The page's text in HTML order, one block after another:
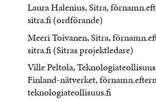
Laura Halenius, Sitra,
sitra.fi (ordförande)
Meeri Toivanen, Sitra,
sitra.fi (Sitras projektledare)
Ville Peltola,
Finland-nätverket,
teknologiateollisuus.fi